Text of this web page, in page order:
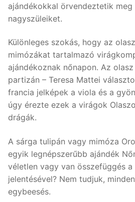
ajándékokkal örvendeztetik meg
nagyszüleiket.
Különleges szokás, hogy az
mimózákat tartalmazó
ajándékoznak nőnapon. Az
partizán – Teresa Mattei
francia jelképek a viola és a
úgy érezte ezek a virágok
drágák.
A sárga tulipán vagy mimóza
egyik legnépszerűbb ajándék
véletlen vagy van összefüggés a
jelentésével? Nem tudjuk,
egybeesés.